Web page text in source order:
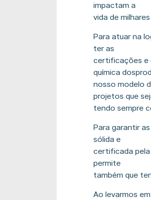
impactam a
vida de
Para atuar na
ter as
certificações e
química
nosso modelo
projetos que
tendo sempre
Para garantir
sólida e
certificada pela
permite
também que
Ao levarmos